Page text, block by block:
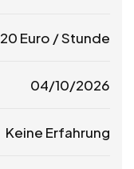
20 Euro / Stunde
04/10/2026
Keine Erfahrung